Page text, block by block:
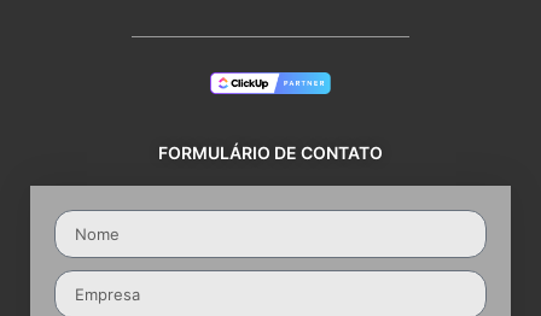
FORMULÁRIO DE CONTATO